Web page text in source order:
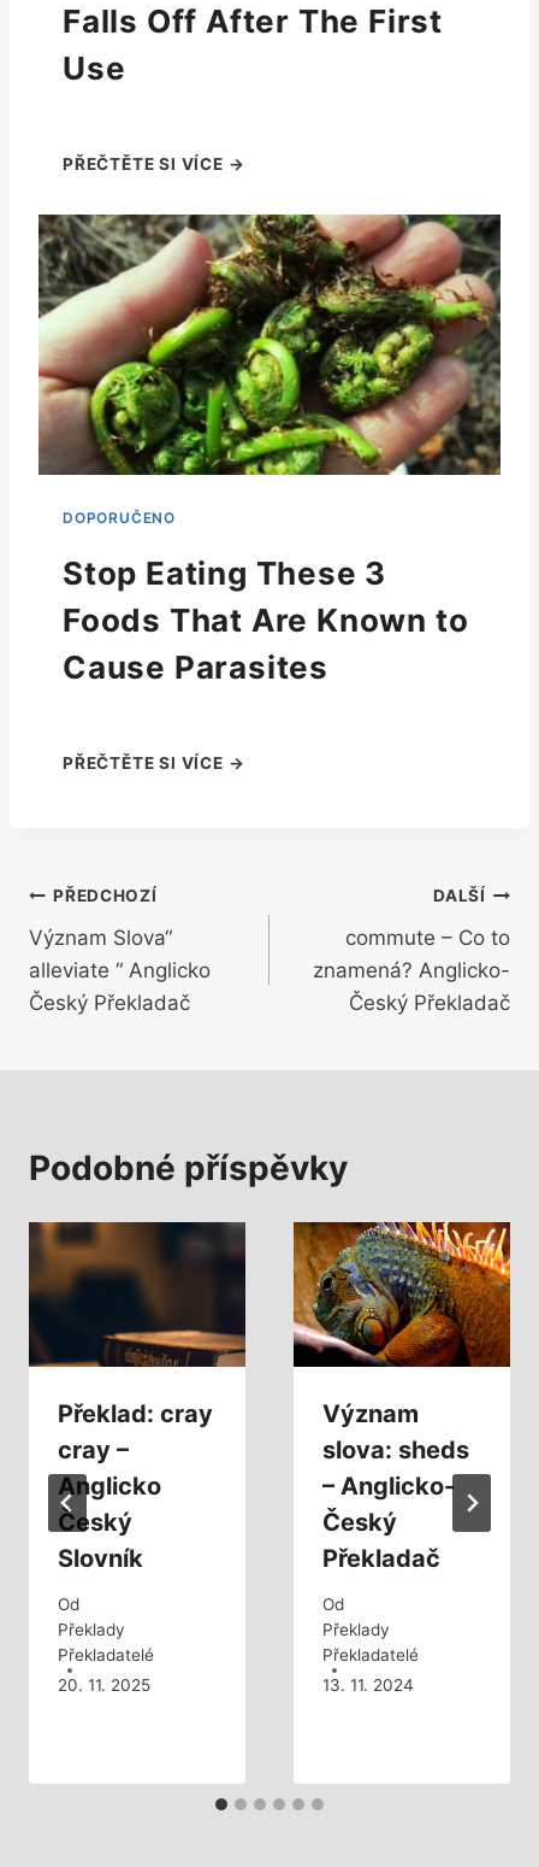
Falls Off After The First
Use
Stop Eating These 3
Foods That Are Known to
Cause Parasites
Navigace
pro
příspěvek
PŘEDCHOZÍ
Význam Slova“
alleviate “ Anglicko
Český Překladač
DALŠÍ
commute – Co to
znamená? Anglicko-
Český Překladač
Podobné příspěvky
Překlad: cray
cray –
Anglicko
Český
Slovník
Od
Překlady
Překladatelé
20. 11. 2025
Význam
slova: sheds
– Anglicko-
Český
Překladač
Od
Překlady
Překladatelé
13. 11. 2024